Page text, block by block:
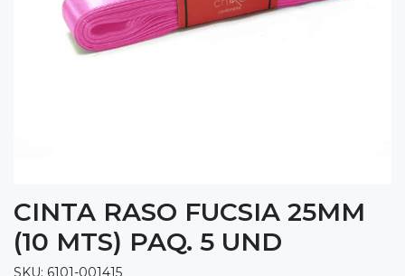
CINTA RASO FUCSIA 25MM
(10 MTS) PAQ. 5 UND
SKU: 6101-001415